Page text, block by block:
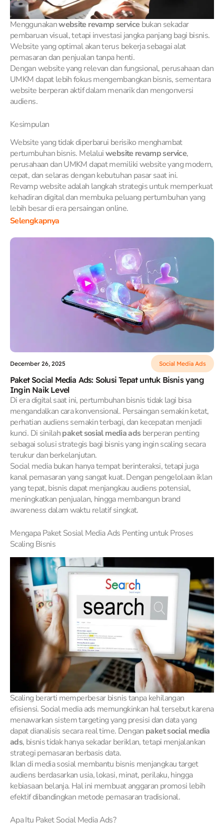
Menggunakanwebsite revamp service bukan sekadar
pembaruan visual, tetapi investasi jangka panjang bagi bisnis.
Website yang optimal akan terus bekerja sebagai alat
pemasaran dan penjualan tanpa henti.
Dengan website yang relevan dan fungsional, perusahaan dan
UMKM dapat lebih fokus mengembangkan bisnis, sementara
website berperan aktif dalam menarik dan mengonversi
audiens.
Kesimpulan
Website yang tidak diperbarui berisiko menghambat
pertumbuhan bisnis. Melaluiwebsite revamp service,
perusahaan dan UMKM dapat memiliki website yang modern,
cepat, dan selaras dengan kebutuhan pasar saat ini.
Revamp website adalah langkah strategis untuk memperkuat
kehadiran digital dan membuka peluang pertumbuhan yang
lebih besar di era persaingan online.
Selengkapnya
December 26, 2025 Social Media Ads
Paket Social Media Ads: Solusi Tepat untuk Bisnis yang
Ingin Naik Level
Di era digital saat ini, pertumbuhan bisnis tidak lagi bisa
mengandalkan cara konvensional. Persaingan semakin ketat,
perhatian audiens semakin terbagi, dan kecepatan menjadi
kunci. Di sinilahpaket sosial media adsberperan penting
sebagai solusi strategis bagi bisnis yang ingin scaling secara
terukur dan berkelanjutan.
Social media bukan hanya tempat berinteraksi, tetapi juga
kanal pemasaran yang sangat kuat. Dengan pengelolaan iklan
yang tepat, bisnis dapat menjangkau audiens potensial,
meningkatkan penjualan, hingga membangun brand
awareness dalam waktu relatif singkat.
Mengapa Paket Sosial Media Ads Penting untuk Proses
Scaling Bisnis
Scaling berarti memperbesar bisnis tanpa kehilangan
efisiensi. Social media ads memungkinkan hal tersebut karena
menawarkan sistem targeting yang presisi dan data yang
dapat dianalisis secara real time. Dengan paket social media
ads, bisnis tidak hanya sekadar beriklan, tetapi menjalankan
strategi pemasaran berbasis data.
Iklan di media sosial membantu bisnis menjangkau target
audiens berdasarkan usia, lokasi, minat, perilaku, hingga
kebiasaan belanja. Hal ini membuat anggaran promosi lebih
efektif dibandingkan metode pemasaran tradisional.
Apa Itu Paket Social Media Ads?